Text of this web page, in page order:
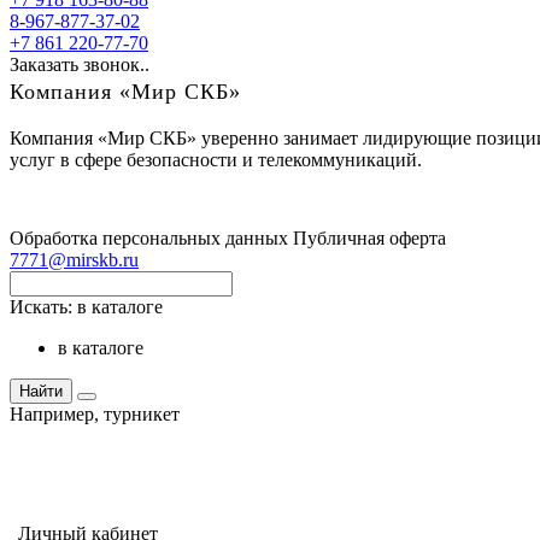
8-967-877-37-02
+7 861 220-77-70
Заказать звонок..
Компания «Мир СКБ»
Компания «Мир СКБ» уверенно занимает лидирующие
услуг в сфере безопасности и телекоммуникаций.
Обработка персональных данных Публичная оферта
7771@mirskb.ru
Искать: в каталоге
в каталоге
Найти
Например, турникет
Личный кабинет